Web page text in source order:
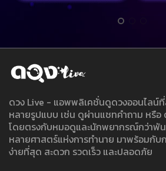
ดวง Live - แอพพลิเคชั่นดูดวงออนไลน์
หลายรูปแบบ เช่น ดูผ่านแชทคำถาม หรื
โดยตรงกับหมอดูและนักพยากรณ์กว่าพั
หลายศาสตร์แห่งการทำนาย มาพร้อมกับ
ง่ายที่สุด สะดวก รวดเร็ว และปลอดภัย